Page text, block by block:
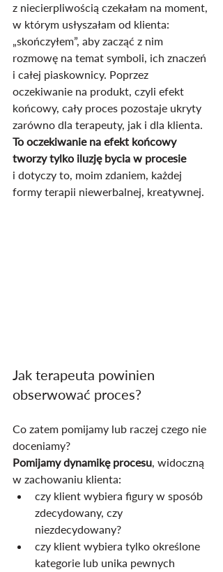
z niecierpliwością czekałam na moment,
w którym usłyszałam od klienta:
„skończyłem”, aby zacząć z nim
rozmowę na temat symboli, ich znaczeń
i całej piaskownicy. Poprzez
oczekiwanie na produkt, czyli efekt
końcowy, cały proces pozostaje ukryty
zarówno dla terapeuty, jak i dla klienta.
To oczekiwanie na efekt końcowy
tworzy tylko iluzję bycia w procesie
i dotyczy to, moim zdaniem, każdej
formy terapii niewerbalnej, kreatywnej.
Jak terapeuta powinien
obserwować proces?
Co zatem pomijamy lub raczej czego nie
doceniamy?
Pomijamy dynamikę procesu, widoczną
w zachowaniu klienta:
czy klient wybiera figury w sposób
zdecydowany, czy
niezdecydowany?
czy klient wybiera tylko określone
kategorie lub unika pewnych